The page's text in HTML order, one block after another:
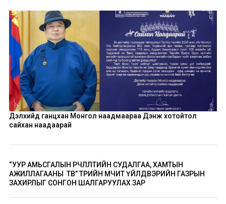
Дэлхийд ганцхан Монгол наадмаараа Дэнж хотойтол
сайхан наадаарай
“УУР АМЬСГАЛЫН ӨӨРЧЛӨЛТИЙН СУДАЛГАА, ХАМТЫН
АЖИЛЛАГААНЫ ТӨВ” ТӨРИЙН ӨМЧИТ ҮЙЛДВЭРИЙН ГАЗРЫН
ЗАХИРЛЫГ СОНГОН ШАЛГАРУУЛАХ ЗАР